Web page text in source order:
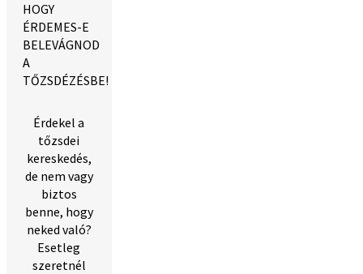
HOGY
ÉRDEMES-E
BELEVÁGNOD
A
TŐZSDÉZÉSBE!
Érdekel a
tőzsdei
kereskedés,
de nem vagy
biztos
benne, hogy
neked való?
Esetleg
szeretnél